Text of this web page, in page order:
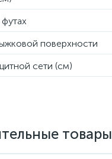
поверхности
сети (см)
товары